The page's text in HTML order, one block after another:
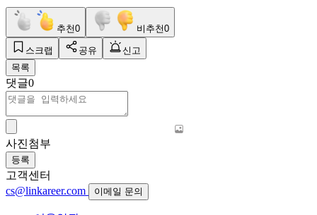
추천0 비추천0
스크랩 공유
신고
목록
댓글0
사진첨부
등록
고객센터
cs@linkareer.com
이메일 문의